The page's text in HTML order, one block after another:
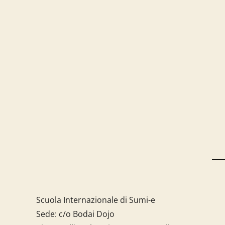
Scuola Internazionale di Sumi-e
Sede: c/o Bodai Dojo